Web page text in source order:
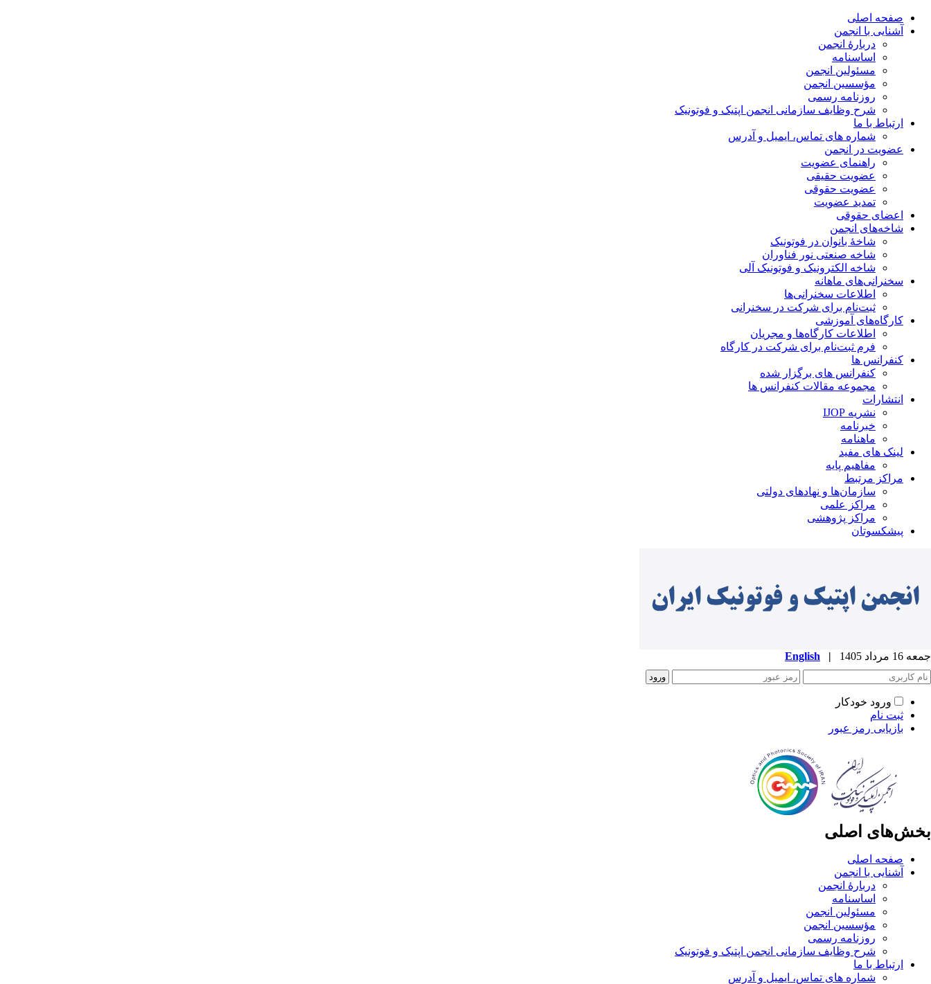
صفحه اصلی
آشنایی با انجمن
دربارۀ انجمن
اساسنامه
مسئولین انجمن
مؤسسین انجمن
روزنامه رسمی
شرح وظایف سازمانی انجمن اپتیک و فوتونیک
ارتباط با ما
شماره های تماس، ایمیل و آدرس
عضویت در انجمن
راهنمای عضویت
عضویت حقیقی
عضویت حقوقی
تمدید عضویت
اعضای حقوقی
شاخه‌های انجمن
شاخۀ بانوان در فوتونیک
شاخه صنعتی نور فناوران
شاخه‌ الکترونیک و فوتونیک آلی
سخنرانی‌های ماهانه
اطلاعات سخنرانی‌‌ها
ثبت‌نام برای شرکت در سخنرانی
کارگاه‌های آموزشی
اطلاعات کارگاه‌ها و مجریان
فرم ثبت‌نام برای شرکت در کارگاه
کنفرانس ها
کنفرانس های برگزار شده
مجموعه مقالات کنفرانس ها
انتشارات
نشریه IJOP
خبرنامه
ماهنامه
لینک های مفید
مفاهیم پایه
مراکز مرتبط
سازمان‌ها و نهادهای دولتی
مراکز علمی
مراکز پژوهشی
پیشکسوتان
جمعه 16 مرداد 1405 |
English
ورود خودکار
ثبت نام
بازیابی رمز عبور
بخش‌های اصلی
صفحه اصلی
آشنایی با انجمن
دربارۀ انجمن
اساسنامه
مسئولین انجمن
مؤسسین انجمن
روزنامه رسمی
شرح وظایف سازمانی انجمن اپتیک و فوتونیک
ارتباط با ما
شماره های تماس، ایمیل و آدرس